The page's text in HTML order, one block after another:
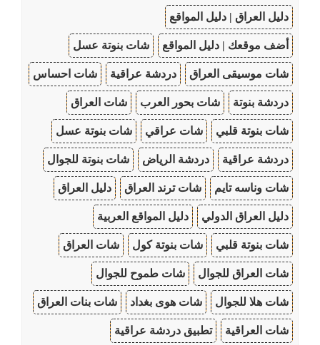
دليل العراق | دليل المواقع
أضف موقعك | دليل المواقع شات بنوتة عسل
شات موسيقى العراق دردشة عراقية شات احساس
دردشة بنوتة شات بحور العرب شات العراق
شات بنوتة قلبي شات عراقي شات بنوتة عسل
دردشة عراقية دردشة الرياض شات بنوتة للجوال
شات وناسه تايم شات ترند العراق دليل العراق
دليل العراق الدولي دليل المواقع العربية
شات بنوتة قلبي شات بنوتة كول شات العراق
شات العراق للجوال شات طموح للجوال
شات هلا للجوال شات هوى بغداد شات بنات العراق
شات العراقية تطبيق دردشة عراقية